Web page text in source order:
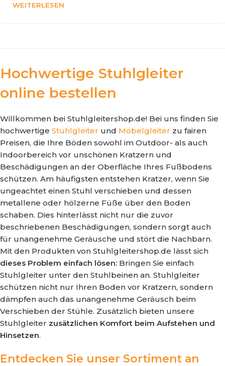
WEITERLESEN
Hochwertige Stuhlgleiter
online bestellen
Willkommen bei Stuhlgleitershop.de! Bei uns finden Sie
hochwertige Stuhlgleiter und Möbelgleiter zu fairen
Preisen, die Ihre Böden sowohl im Outdoor- als auch
Indoorbereich vor unschönen Kratzern und
Beschädigungen an der Oberfläche Ihres Fußbodens
schützen. Am häufigsten entstehen Kratzer, wenn Sie
ungeachtet einen Stuhl verschieben und dessen
metallene oder hölzerne Füße über den Boden
schaben. Dies hinterlässt nicht nur die zuvor
beschriebenen Beschädigungen, sondern sorgt auch
für unangenehme Geräusche und stört die Nachbarn.
Mit den Produkten von Stuhlgleitershop.de lässt sich
dieses Problem einfach lösen: Bringen Sie einfach
Stuhlgleiter unter den Stuhlbeinen an. Stuhlgleiter
schützen nicht nur Ihren Boden vor Kratzern, sondern
dämpfen auch das unangenehme Geräusch beim
Verschieben der Stühle. Zusätzlich bieten unsere
Stuhlgleiter zusätzlichen Komfort beim Aufstehen und
Hinsetzen.
Entdecken Sie unser Sortiment an